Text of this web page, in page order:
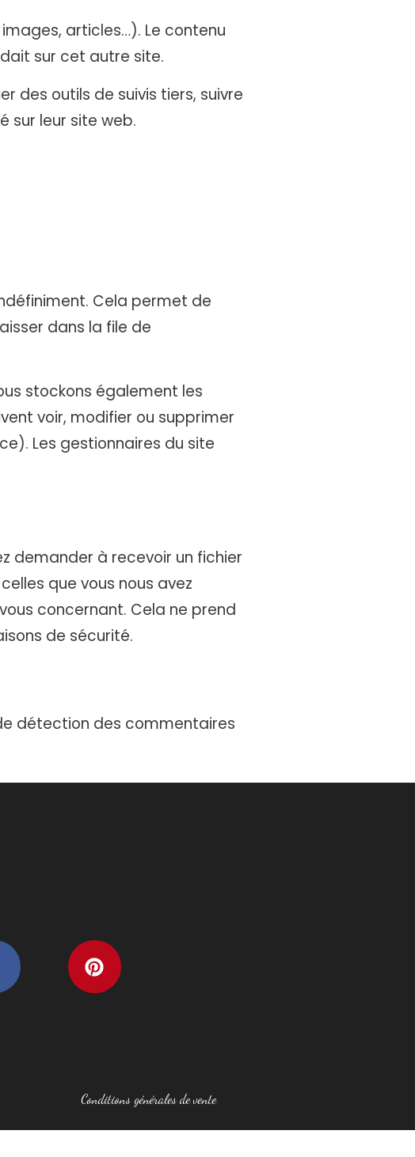
articles…). Le contenu
sur cet autre site.
des outils de suivis tiers, suivre
sur leur site web.
Cela permet de
dans la file de
stockons également les
voir, modifier ou supprimer
Les gestionnaires du site
demander à recevoir un fichier
que vous nous avez
concernant. Cela ne prend
de sécurité.
détection des commentaires
Conditions générales de vente